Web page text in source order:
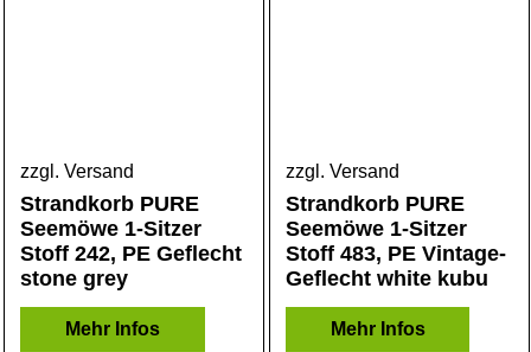
zzgl. Versand
Strandkorb PURE
Seemöwe 1-Sitzer
Stoff 242, PE Geflecht
stone grey
Mehr Infos
zzgl. Versand
Strandkorb PURE
Seemöwe 1-Sitzer
Stoff 483, PE Vintage-
Geflecht white kubu
Mehr Infos